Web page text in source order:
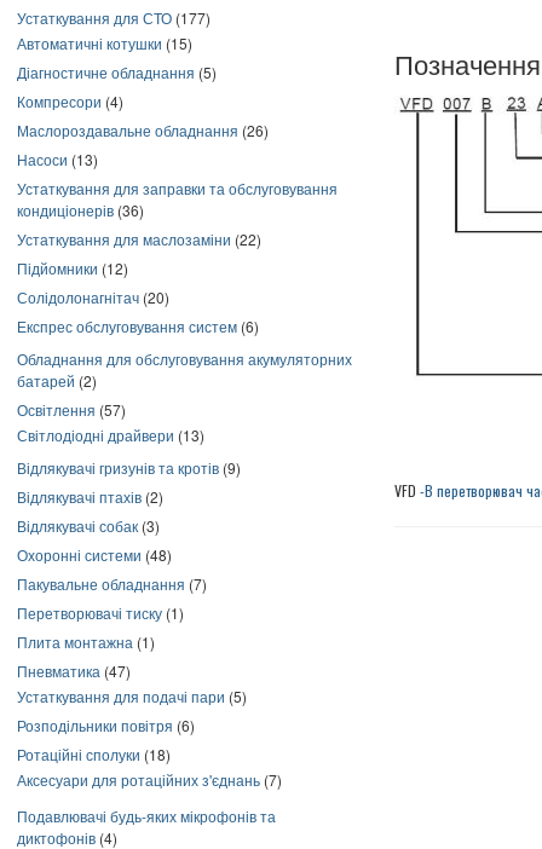
Устаткування для СТО (177)
Автоматичні котушки (15)
Діагностичне обладнання (5)
Компресори (4)
Маслороздавальне обладнання (26)
Насоси (13)
Устаткування для заправки та обслуговування
кондиціонерів (36)
Устаткування для маслозаміни (22)
Підйомники (12)
Солідолонагнітач (20)
Експрес обслуговування систем (6)
Обладнання для обслуговування акумуляторних
батарей (2)
Освітлення (57)
Світлодіодні драйвери (13)
Відлякувачі гризунів та кротів (9)
Відлякувачі птахів (2)
Відлякувачі собак (3)
Охоронні системи (48)
Пакувальне обладнання (7)
Перетворювачі тиску (1)
Плита монтажна (1)
Пневматика (47)
Устаткування для подачі пари (5)
Розподільники повітря (6)
Ротаційні сполуки (18)
Аксесуари для ротаційних з'єднань (7)
Подавлювачі будь-яких мікрофонів та
диктофонів (4)
VFD -B перетворювач